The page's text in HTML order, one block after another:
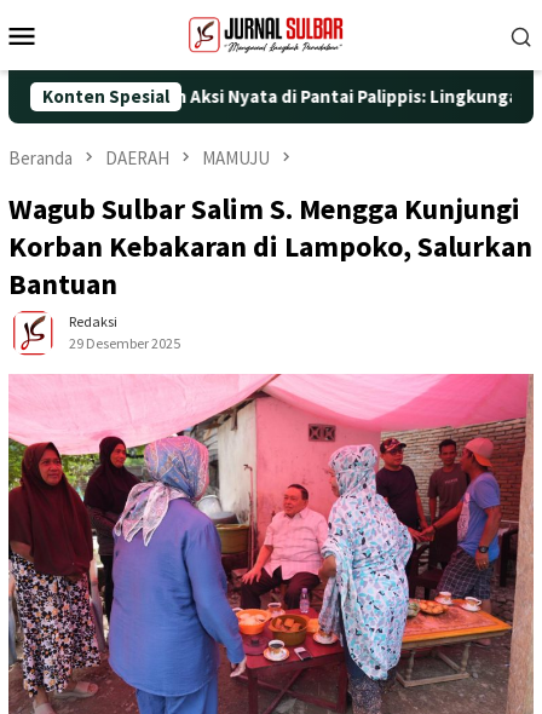
ke
Mobile
Konten Spesial
25 dengan Aksi Nyata di Pantai Palippis: Lingkungan dan
Beranda DAERAH MAMUJU
Wagub Sulbar Salim S. Mengga Kunjungi
Korban Kebakaran di Lampoko, Salurkan
Bantuan
Redaksi
29 Desember 2025